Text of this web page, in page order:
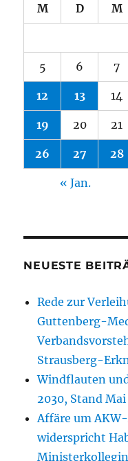
M D M
5 6 7
12 13 14
19 20 21
26 27 28
« Jan.
NEUESTE
Rede zur
Guttenberg-
Strausberg-
Windflauten
2030, Stand Mai
Affäre um
widerspricht